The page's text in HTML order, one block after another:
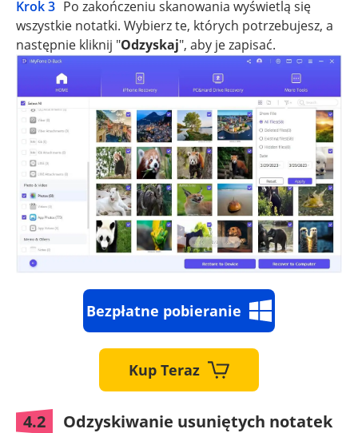
Krok 3 Po zakończeniu skanowania wyświetlą się
wszystkie notatki. Wybierz te, których potrzebujesz, a
następnie kliknij "Odzyskaj", aby je zapisać.
Bezpłatne pobieranie
Kup Teraz
4.2
Odzyskiwanie usuniętych notatek